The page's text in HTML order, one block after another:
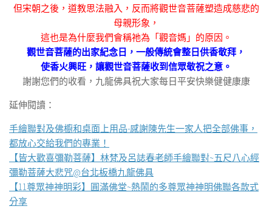
但宋朝之後，道教思法融入，反而將觀世音菩薩塑造成慈悲的
母親形象，
這也是為什麼我們會稱祂為「觀音媽」的原因。
觀世音菩薩的出家紀念日，一般傳統會整日供香敬拜，
使香火興旺，讓觀世音菩薩收到信眾敬祝之意。
謝謝您們的收看，九龍佛具祝大家每日平安快樂健健康康
延伸閱讀：
手繪聯對及佛櫥和桌面上用品-感謝陳先生一家人把全部佛事，
都放心交給我們的專業！
【皆大歡喜彌勒菩薩】林梵及呂誌春老師手繪聯對~五尺八心經
彌勒菩薩大悲咒@台北板橋九龍佛具
【11尊眾神神明彩】圓滿佛堂~熱鬧的多尊眾神神明佛聯各款式
分享